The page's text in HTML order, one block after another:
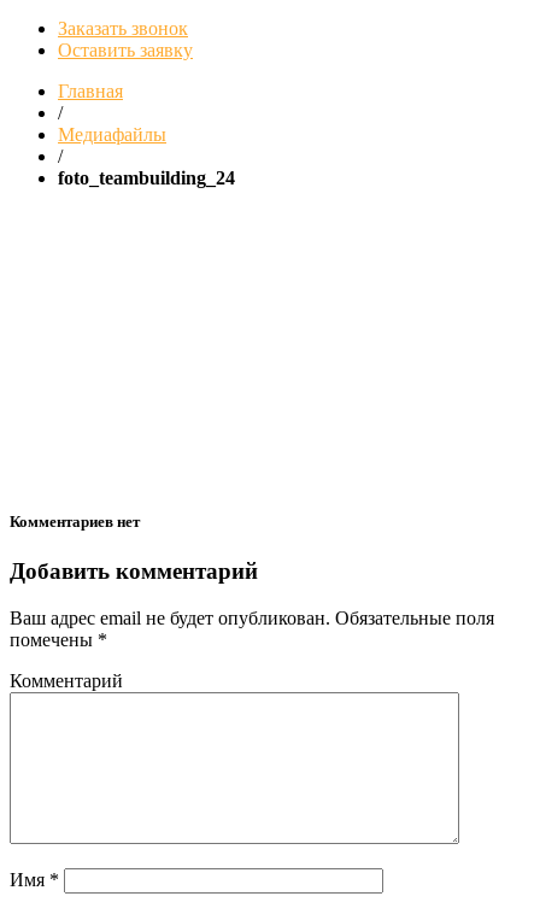
Заказать звонок
Оставить заявку
Главная
/
Медиафайлы
/
foto_teambuilding_24
Комментариев нет
Добавить комментарий
Ваш адрес email не будет опубликован. Обязательные поля
помечены *
Комментарий
Имя *